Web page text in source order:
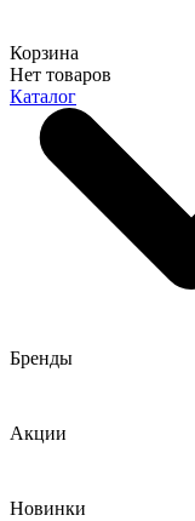
Корзина
Нет товаров
Каталог
Бренды
Акции
Новинки